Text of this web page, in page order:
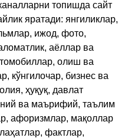
топишда сайт
яратади: янгиликлар,
ижод, фото,
аёллар ва
олиш ва
кўнгилочар, бизнес ва
ҳуқуқ, давлат
ва маърифий, таълим
афоризмлар, мақоллар
фактлар,